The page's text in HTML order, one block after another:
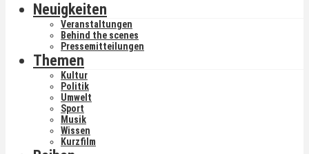
Neuigkeiten
Veranstaltungen
Behind the scenes
Pressemitteilungen
Themen
Kultur
Politik
Umwelt
Sport
Musik
Wissen
Kurzfilm